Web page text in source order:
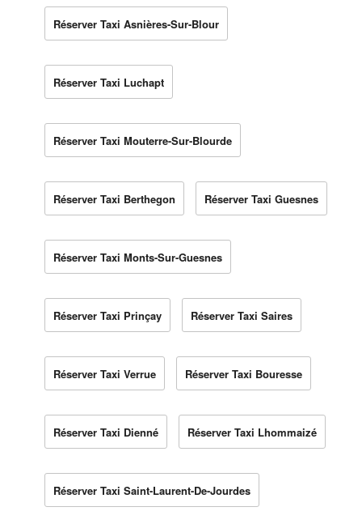
Réserver Taxi Asnières-Sur-Blour
Réserver Taxi Luchapt
Réserver Taxi Mouterre-Sur-Blourde
Réserver Taxi Berthegon Réserver Taxi Guesnes
Réserver Taxi Monts-Sur-Guesnes
Réserver Taxi Prinçay Réserver Taxi Saires
Réserver Taxi Verrue Réserver Taxi Bouresse
Réserver Taxi Dienné Réserver Taxi Lhommaizé
Réserver Taxi Saint-Laurent-De-Jourdes